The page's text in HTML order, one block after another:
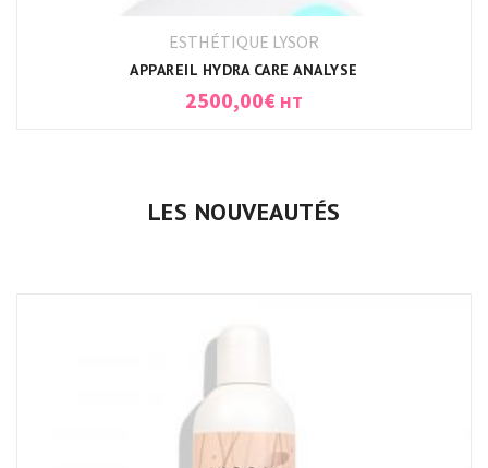
ESTHÉTIQUE LYSOR
APPAREIL HYDRA CARE ANALYSE
2500,00€ HT
LES NOUVEAUTÉS